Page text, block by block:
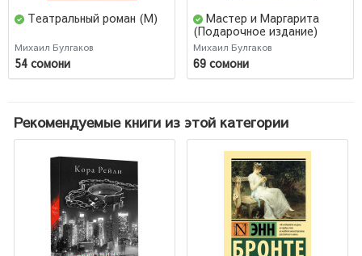
Театральный роман (М)
Михаил Булгаков
54 сомони
Мастер и Маргарита
(Подарочное издание)
Михаил Булгаков
69 сомони
Рекомендуемые книги из этой категории